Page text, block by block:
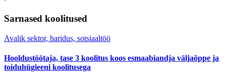
Sarnased koolitused
Avalik sektor, haridus, sotsiaaltöö
Hooldustöötaja, tase 3 koolitus koos esmaabiandja väljaõppe ja
toiduhügieeni koolitusega